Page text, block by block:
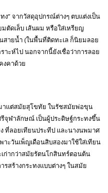
” จากวัสดุอุปกรณ์ต่างๆ ตบแต่งเป็น
ตัดเล็บ เส้นผม หรือใส่เหรียญ
สายน้ำ (ในพื้นที่ติดทะเล ก็นิยมลอย
าะห์ไป นอกจากนี้ยังเชื่อว่าการลอย
าแต่สมัยสุโขทัย ในรัชสมัยพ่อขุน
จุฬาลักษณ์ เป็นผู้ประดิษฐ์กระทงขึ้น
ที่ลอยเทียนประทีป และนางนพมาศ
ะวันเพ็ญเดือนสิบสองมาใช้ใส่เทียน
ากว่าสมัยรัตนโกสินทร์ตอนต้น
สร้างกระทงแบบต่างๆ ในสมัย